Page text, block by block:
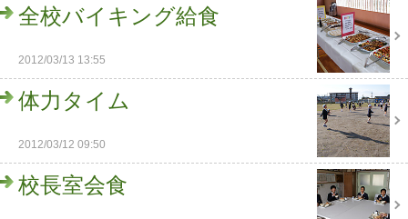
全校バイキング給食
2012/03/13 13:55
体力タイム
2012/03/12 09:50
校長室会食